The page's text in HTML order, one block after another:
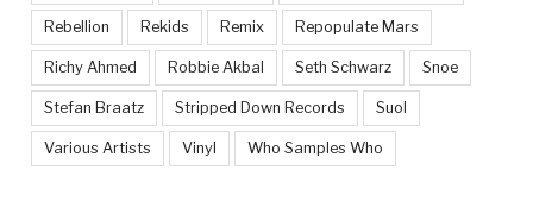
Rebellion Rekids Remix Repopulate Mars
Richy Ahmed Robbie Akbal Seth Schwarz Snoe
Stefan Braatz Stripped Down Records Suol
Various Artists Vinyl Who Samples Who